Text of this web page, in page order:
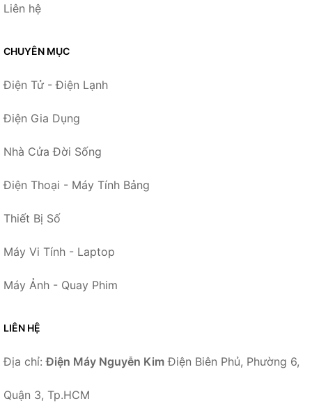
Liên hệ
CHUYÊN MỤC
Điện Tử - Điện Lạnh
Điện Gia Dụng
Nhà Cửa Đời Sống
Điện Thoại - Máy Tính Bảng
Thiết Bị Số
Máy Vi Tính - Laptop
Máy Ảnh - Quay Phim
LIÊN HỆ
Địa chỉ:Điện Máy Nguyễn Kim Điện Biên Phủ, Phường 6,
Quận 3, Tp.HCM